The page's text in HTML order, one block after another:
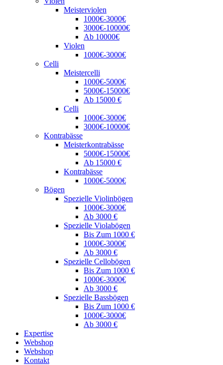
Meisterviolen
1000€-3000€
3000€-10000€
Ab 10000€
Violen
1000€-3000€
Celli
Meistercelli
1000€-5000€
5000€-15000€
Ab 15000 €
Celli
1000€-3000€
3000€-10000€
Kontrabässe
Meisterkontrabässe
5000€-15000€
Ab 15000 €
Kontrabässe
1000€-5000€
Bögen
Spezielle Violinbögen
1000€-3000€
Ab 3000 €
Spezielle Violabögen
Bis Zum 1000 €
1000€-3000€
Ab 3000 €
Spezielle Cellobögen
Bis Zum 1000 €
1000€-3000€
Ab 3000 €
Spezielle Bassbögen
Bis Zum 1000 €
1000€-3000€
Ab 3000 €
Expertise
Webshop
Webshop
Kontakt